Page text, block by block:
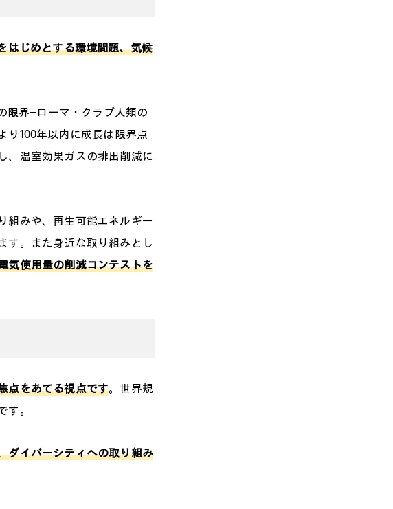
はじめとする環境問題、気候
限界—ローマ・クラブ人類の
り100年以内に成長は限界点
、温室効果ガスの排出削減に
組みや、再生可能エネルギー
す。また身近な取り組みとし
気使用量の削減コンテストを
点をあてる視点です。世界規
。
ダイバーシティへの取り組み